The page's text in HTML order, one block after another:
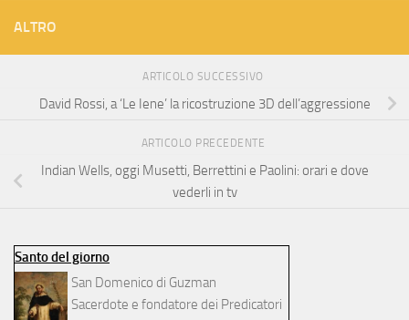
ALTRO
ARTICOLO SUCCESSIVO
David Rossi, a ‘Le Iene’ la ricostruzione 3D dell’aggressione
ARTICOLO PRECEDENTE
Indian Wells, oggi Musetti, Berrettini e Paolini: orari e dove
vederli in tv
Santo del giorno
San Domenico di Guzman
Sacerdote e fondatore dei Predicatori